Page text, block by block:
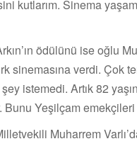
kutlarım. Sinema
ödülünü ise oğlu
sinemasına verdi.
istemedi. Artık 82
Bunu Yeşilçam
Muharrem